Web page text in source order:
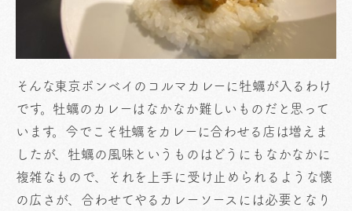
そんな東京ボンベイのコルマカレーに牡蠣が入るわけ
です。牡蠣のカレーはなかなか難しいものだと思って
います。今でこそ牡蠣をカレーに合わせる店は増えま
したが、牡蠣の風味というものはどうにもなかなかに
複雑なもので、それを上手に受け止められるような懐
の広さが、合わせてやるカレーソースには必要となり